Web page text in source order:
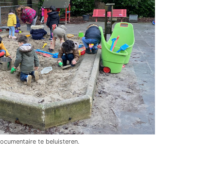
te beluisteren.